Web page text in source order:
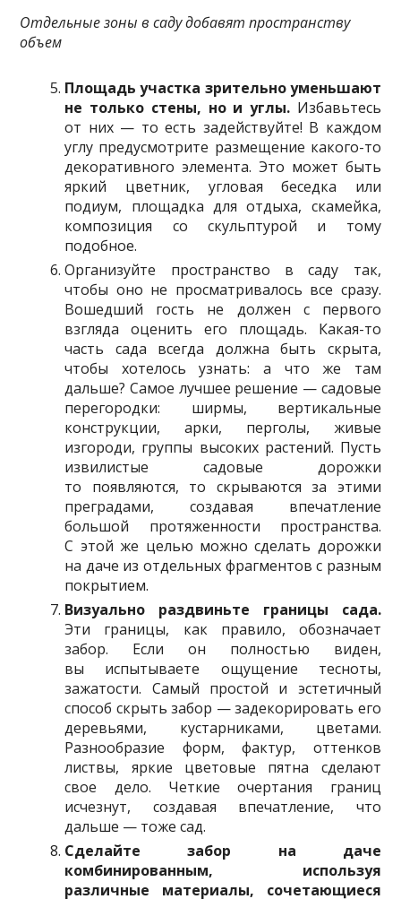
Отдельные зоны в саду добавят пространству
объем
Площадь участка зрительно уменьшают
не только стены, но и углы.Избавьтесь
от них — то есть задействуйте! В каждом
углу предусмотрите размещение какого-то
декоративного элемента. Это может быть
яркий цветник, угловая беседка или
подиум, площадка для отдыха, скамейка,
композиция со скульптурой и тому
подобное.
Организуйте пространство в саду так,
чтобы оно не просматривалось все сразу.
Вошедший гость не должен с первого
взгляда оценить его площадь. Какая-то
часть сада всегда должна быть скрыта,
чтобы хотелось узнать: а что же там
дальше? Самое лучшее решение — садовые
перегородки: ширмы, вертикальные
конструкции, арки, перголы, живые
изгороди, группы высоких растений. Пусть
извилистые садовые дорожки
то появляются, то скрываются за этими
преградами, создавая впечатление
большой протяженности пространства.
С этой же целью можно сделать дорожки
на даче из отдельных фрагментов с разным
покрытием.
Визуально раздвиньте границы сада.
Эти границы, как правило, обозначает
забор. Если он полностью виден,
вы испытываете ощущение тесноты,
зажатости. Самый простой и эстетичный
способ скрыть забор — задекорировать его
деревьями, кустарниками, цветами.
Разнообразие форм, фактур, оттенков
листвы, яркие цветовые пятна сделают
свое дело. Четкие очертания границ
исчезнут, создавая впечатление, что
дальше — тоже сад.
Сделайте забор на даче
комбинированным, используя
различные материалы, сочетающиеся